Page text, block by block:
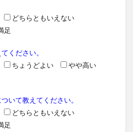
どちらともいえない
足
ください。
ちょうどよい
やや高い
いて教えてください。
どちらともいえない
足